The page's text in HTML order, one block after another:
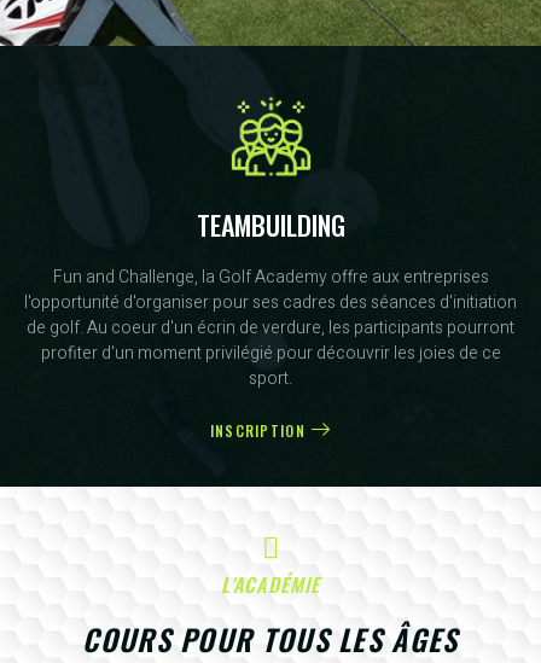
TEAMBUILDING
Fun and Challenge, la Golf Academy offre aux entreprises
l'opportunité d'organiser pour ses cadres des séances d'initiation
de golf. Au coeur d'un écrin de verdure, les participants pourront
profiter d'un moment privilégié pour découvrir les joies de ce
sport.
INSCRIPTION
L'ACADÉMIE
COURS POUR TOUS LES ÂGES